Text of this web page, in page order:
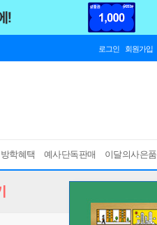
로그인 회원가입
학혜택 예사단독판매 이달의사은품